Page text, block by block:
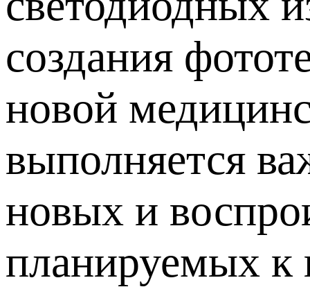
создания
новой
выполняется
новых и
планируемых к